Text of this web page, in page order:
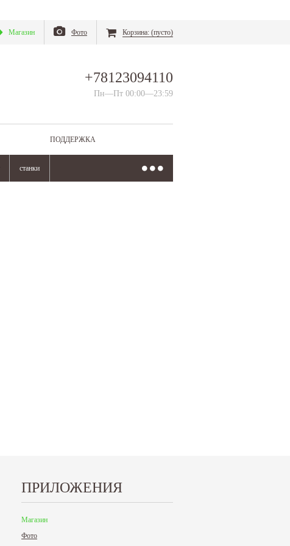
Магазин Фото Корзина: (пусто)
+78123094110
Пн—Пт 00:00—23:59
ПОДДЕРЖКА
станки
ПРИЛОЖЕНИЯ
Магазин
Фото